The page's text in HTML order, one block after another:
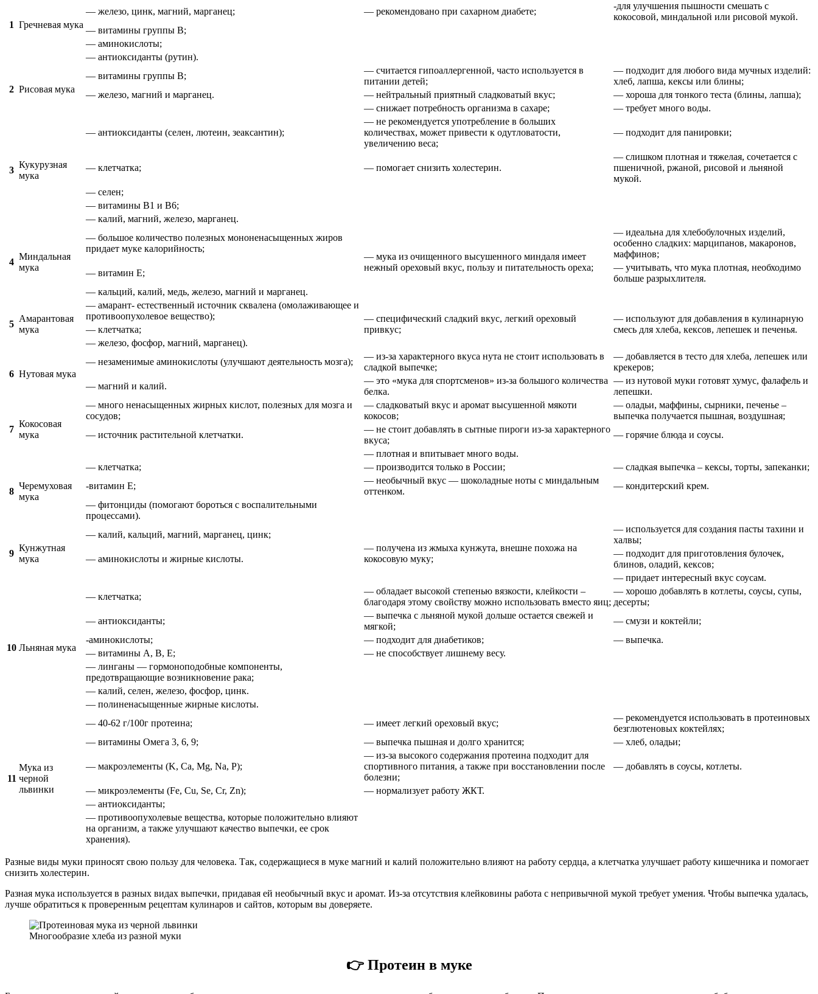
1 Гречневая мука
— железо, цинк, магний, марганец;
— рекомендовано при сахарном диабете;
-для улучшения пышности смешать с
кокосовой, миндальной или рисовой мукой.
— витамины группы В;
— аминокислоты;
— антиоксиданты (рутин).
2 Рисовая мука
— витамины группы B;
— считается гипоаллергенной, часто используется в
питании детей;
— подходит для любого вида мучных изделий:
хлеб, лапша, кексы или блины;
— железо, магний и марганец.
— нейтральный приятный сладковатый вкус;
— хороша для тонкого теста (блины, лапша);
— снижает потребность организма в сахаре;
— требует много воды.
3
Кукурузная
мука
— антиоксиданты (селен, лютеин, зеаксантин);
— не рекомендуется употребление в больших
количествах, может привести к одутловатости,
увеличению веса;
— подходит для панировки;
— клетчатка; — помогает снизить холестерин.
— слишком плотная и тяжелая, сочетается с
пшеничной, ржаной, рисовой и льняной
мукой.
— селен;
— витамины В1 и В6;
— калий, магний, железо, марганец.
4
Миндальная
мука
— большое количество полезных мононенасыщенных жиров
придает муке калорийность;
— мука из очищенного высушенного миндаля имеет
нежный ореховый вкус, пользу и питательность ореха;
— идеальна для хлебобулочных изделий,
особенно сладких: марципанов, макаронов,
маффинов;
— витамин Е;
— учитывать, что мука плотная, необходимо
больше разрыхлителя.
— кальций, калий, медь, железо, магний и марганец.
5
Амарантовая
мука
— амарант- естественный источник сквалена (омолаживающее и
противоопухолевое вещество);
— специфический сладкий вкус, легкий ореховый
привкус;
— используют для добавления в кулинарную
смесь для хлеба, кексов, лепешек и печенья.
— клетчатка;
— железо, фосфор, магний, марганец).
6 Нутовая мука
— незаменимые аминокислоты (улучшают деятельность мозга);
— из-за характерного вкуса нута не стоит использовать в
сладкой выпечке;
— добавляется в тесто для хлеба, лепешек или
крекеров;
— магний и калий.
— это «мука для спортсменов» из-за большого количества
белка.
— из нутовой муки готовят хумус, фалафель и
лепешки.
7
Кокосовая
мука
— много ненасыщенных жирных кислот, полезных для мозга и
сосудов;
— сладковатый вкус и аромат высушенной мякоти
кокосов;
— оладьи, маффины, сырники, печенье –
выпечка получается пышная, воздушная;
— источник растительной клетчатки.
— не стоит добавлять в сытные пироги из-за характерного
вкуса;
— горячие блюда и соусы.
— плотная и впитывает много воды.
8
Черемуховая
мука
— клетчатка; — производится только в России;
— сладкая выпечка – кексы, торты, запеканки;
-витамин Е;
— необычный вкус — шоколадные ноты с миндальным
оттенком.
— кондитерский крем.
— фитонциды (помогают бороться с воспалительными
процессами).
9
Кунжутная
мука
— калий, кальций, магний, марганец, цинк;
— получена из жмыха кунжута, внешне похожа на
кокосовую муку;
— используется для создания пасты тахини и
халвы;
— аминокислоты и жирные кислоты.
— подходит для приготовления булочек,
блинов, оладий, кексов;
— придает интересный вкус соусам.
10 Льняная мука
— клетчатка;
— обладает высокой степенью вязкости, клейкости –
благодаря этому свойству можно использовать вместо яиц;
— хорошо добавлять в котлеты, соусы, супы,
десерты;
— антиоксиданты;
— выпечка с льняной мукой дольше остается свежей и
мягкой;
— смузи и коктейли;
-аминокислоты;
— подходит для диабетиков;
— выпечка.
— витамины А, В, Е;
— не способствует лишнему весу.
— линганы — гормоноподобные компоненты,
предотвращающие возникновение рака;
— калий, селен, железо, фосфор, цинк.
— полиненасыщенные жирные кислоты.
11
Мука из
черной
львинки
— 40-62 г/100г протеина; — имеет легкий ореховый вкус;
— рекомендуется использовать в протеиновых
безглютеновых коктейлях;
— витамины Омега 3, 6, 9;
— выпечка пышная и долго хранится; — хлеб, оладьи;
— макроэлементы (K, Ca, Mg, Na, P);
— из-за высокого содержания протеина подходит для
спортивного питания, а также при восстановлении после
болезни;
— добавлять в соусы, котлеты.
— микроэлементы (Fe, Cu, Se, Cr, Zn);
— нормализует работу ЖКТ.
— антиоксиданты;
— противоопухолевые вещества, которые положительно влияют
на организм, а также улучшают качество выпечки, ее срок
хранения).
Разные виды муки приносят свою пользу для человека. Так, содержащиеся в муке магний и калий положительно влияют на работу сердца, а клетчатка улучшает работу кишечника и помогает
снизить холестерин.
Разная мука используется в разных видах выпечки, придавая ей необычный вкус и аромат. Из-за отсутствия клейковины работа с непривычной мукой требует умения. Чтобы выпечка удалась,
лучше обратиться к проверенным рецептам кулинаров и сайтов, которым вы доверяете.
Многообразие хлеба из разной муки
👉Протеин в муке